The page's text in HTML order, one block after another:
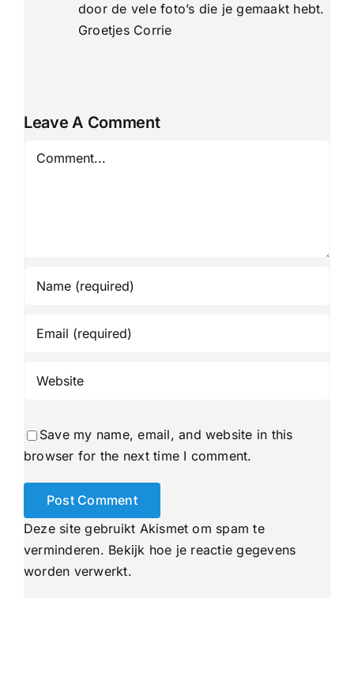
door de vele foto’s die je gemaakt hebt.
Groetjes Corrie
Leave A Comment
Comment
Save my name, email, and website in this
browser for the next time I comment.
Deze site gebruikt Akismet om spam te
verminderen. Bekijk hoe je reactie gegevens
worden verwerkt.